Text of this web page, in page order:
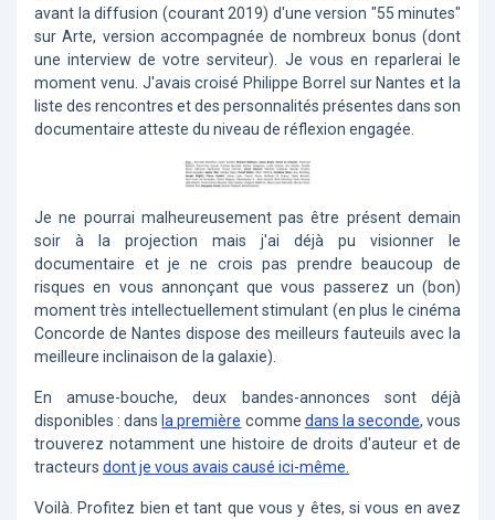
avant la diffusion (courant 2019) d'une version "55 minutes"
sur Arte, version accompagnée de nombreux bonus (dont
une interview de votre serviteur). Je vous en reparlerai le
moment venu. J'avais croisé Philippe Borrel sur Nantes et la
liste des rencontres et des personnalités présentes dans son
documentaire atteste du niveau de réflexion engagée.
Je ne pourrai malheureusement pas être présent demain
soir à la projection mais j'ai déjà pu visionner le
documentaire et je ne crois pas prendre beaucoup de
risques en vous annonçant que vous passerez un (bon)
moment très intellectuellement stimulant (en plus le cinéma
Concorde de Nantes dispose des meilleurs fauteuils avec la
meilleure inclinaison de la galaxie).
En amuse-bouche, deux bandes-annonces sont déjà
disponibles : dans la première comme dans la seconde, vous
trouverez notamment une histoire de droits d'auteur et de
tracteurs dont je vous avais causé ici-même.
Voilà. Profitez bien et tant que vous y êtes, si vous en avez